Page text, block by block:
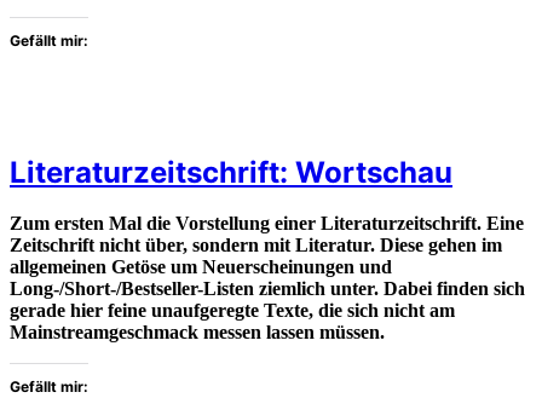
Gefällt mir:
Literaturzeitschrift: Wortschau
Zum ersten Mal die Vorstellung einer Literaturzeitschrift. Eine
Zeitschrift nicht über, sondern mit Literatur. Diese gehen im
allgemeinen Getöse um Neuerscheinungen und
Long-/Short-/Bestseller-Listen ziemlich unter. Dabei finden sich
gerade hier feine unaufgeregte Texte, die sich nicht am
Mainstreamgeschmack messen lassen müssen.
Gefällt mir: